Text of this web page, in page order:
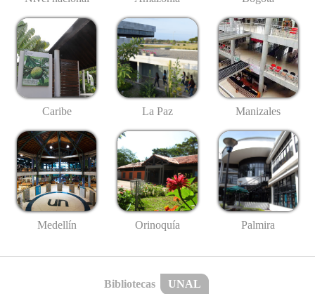
Caribe La Paz Manizales
Medellín Orinoquía Palmira
Bibliotecas UNAL